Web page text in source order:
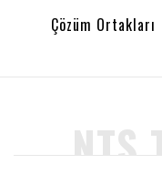
Çözüm Ortakları
NTS